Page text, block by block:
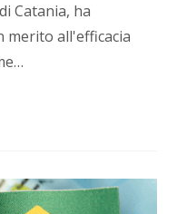
Catania, ha
merito all'efficacia